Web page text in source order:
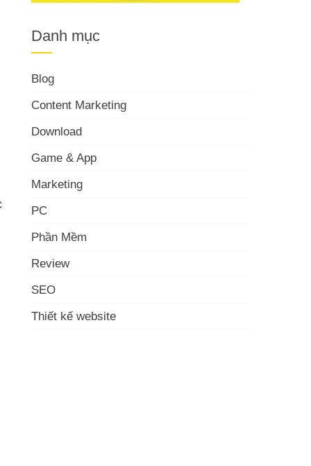
Danh mục
Blog
Content Marketing
Download
Game & App
Marketing
PC
Phần Mềm
Review
SEO
Thiết kế website